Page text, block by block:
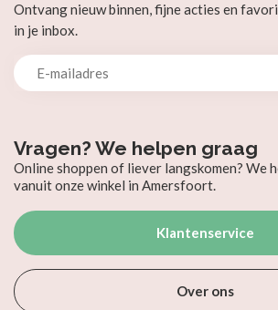
Vragen? We helpen graag
Online shoppen of liever langskomen? We
vanuit onze winkel in Amersfoort.
Klantenservice
Over ons
Ontvang nieuw binnen, fijne acties en
in je inbox.